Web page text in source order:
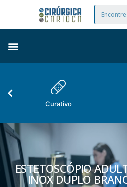
Curativo
ESTETOSCÓPIO
INOX DUPLO